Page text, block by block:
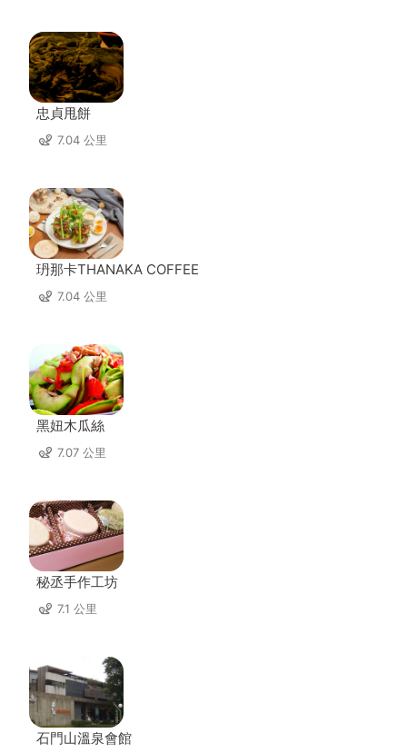
忠貞甩餅
7.04 公里
玬那卡THANAKA COFFEE
7.04 公里
黑妞木瓜絲
7.07 公里
秘丞手作工坊
7.1 公里
石門山溫泉會館